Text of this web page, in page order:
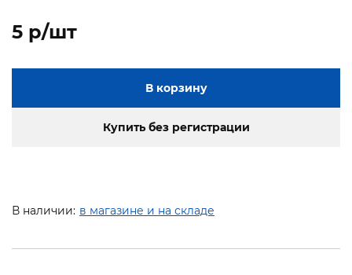
5 p/шт
В корзину
Купить без регистрации
В наличии: в магазине и на складе